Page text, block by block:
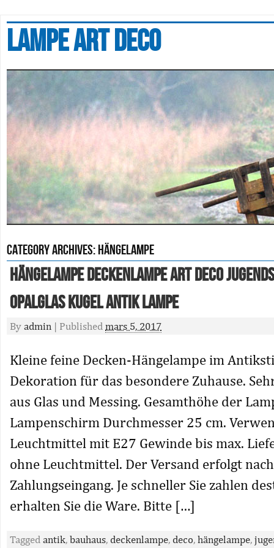
Lampe art deco
Category Archives:hängelampe
Hängelampe Deckenlampe Art Deco
Opalglas Kugel Antik Lampe
By admin | Published mars 5, 2017
Kleine feine Decken-Hängelampe im
Dekoration für das besondere Zuhause.
aus Glas und Messing. Gesamthöhe der
Lampenschirm Durchmesser 25 cm.
Leuchtmittel mit E27 Gewinde bis max.
ohne Leuchtmittel. Der Versand erfolgt nach
Zahlungseingang. Je schneller Sie zahlen
erhalten Sie die Ware. Bitte […]
Tagged antik, bauhaus, deckenlampe, deco, hängelampe,